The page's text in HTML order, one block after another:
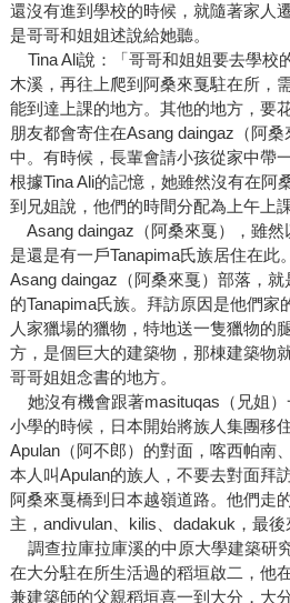
還沒有進到學校的時候，就隨著家人
是哥哥和姐姐述說給她聽。
Tina Ali說：「哥哥和姐姐要去學校
木溪，再往上爬到阿桑來戛駐在所，
能到達上課的地方。其他的地方，要
朋友都會寄住在Asang daingaz（阿
中。有時候，長輩會請小孩從家中帶
根據Tina Ali的記憶，她雖然沒有在阿
到兄姐說，他們的時間分配為上午上
Asang daingaz（阿桑來戛），雖然
是還是有一戶Tanapima氏族居住在此
Asang daingaz（阿桑來戛）部落，
的Tanapima氏族。拜訪原因是他們家
人家獵場的獵物，特地送一隻獵物的
方，是個巨大的建築物，那棟建築物
哥哥姐姐念書的地方。
她沒有機會跟著masituqas（兄姐）
小學的時候，日本開始將族人集團移
Apulan（阿不郎）的對面，喀西帕南
本人叫Apulan的族人，不要去對面拜
阿桑來戛橋到日本越嶺道路。他們走
主，andivulan、kilis、dadakuk，最後
調查拉庫拉庫溪的中原大學建築研
在大分駐在所生活過的稻垣啟二，他
兼建築師的父親稻垣喜一到大分，大